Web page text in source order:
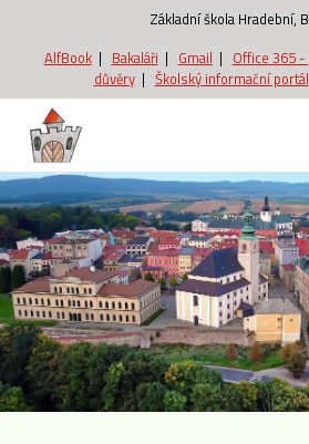
Základní škola Hradební,
AlfBook| Bakaláři | Gmail | Office 365
důvěry| Školský informační portál